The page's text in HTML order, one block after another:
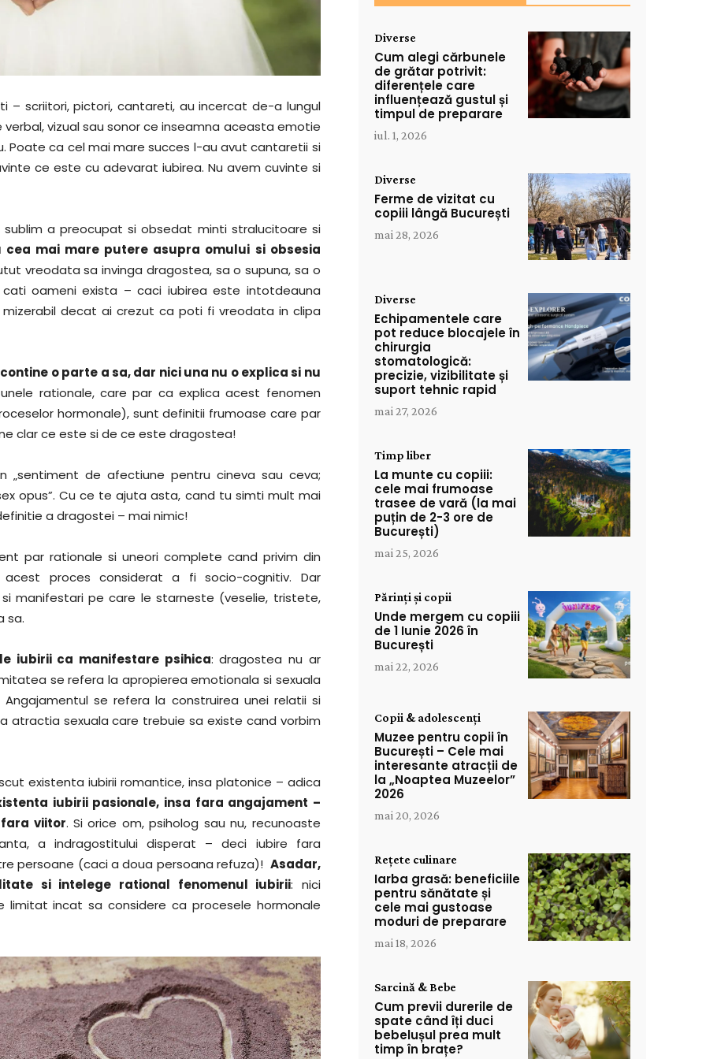
– scriitori, pictori, cantareti, au incercat de-a lungul
verbal, vizual sau sonor ce inseamna aceasta emotie
Poate ca cel mai mare succes l-au avut cantaretii si
ce este cu adevarat iubirea. Nu avem cuvinte si
a preocupat si obsedat minti stralucitoare si
mai mare putere asupra omului si obsesia
vreodata sa invinga dragostea, sa o supuna, sa o
oameni exista – caci iubirea este intotdeauna
decat ai crezut ca poti fi vreodata in clipa
o parte a sa, dar nici una nu o explica si nu
rationale, care par ca explica acest fenomen
hormonale), sunt definitii frumoase care par
clar ce este si de ce este dragostea!
„sentiment de afectiune pentru cineva sau ceva;
opus”. Cu ce te ajuta asta, cand tu simti mult mai
a dragostei – mai nimic!
par rationale si uneori complete cand privim din
proces considerat a fi socio-cognitiv. Dar
manifestari pe care le starneste (veselie, tristete,
sa.
iubirii ca manifestare psihica: dragostea nu ar
se refera la apropierea emotionala si sexuala
se refera la construirea unei relatii si
atractia sexuala care trebuie sa existe cand vorbim
existenta iubirii romantice, insa platonice – adica
iubirii pasionale, insa fara angajament –
viitor. Si orice om, psiholog sau nu, recunoaste
a indragostitului disperat – deci iubire fara
persoane (caci a doua persoana refuza)! Asadar,
si intelege rational fenomenul iubirii: nici
incat sa considere ca procesele hormonale
Diverse
Cum alegi cărbunele
de grătar potrivit:
diferențele care
influențează gustul și
timpul de preparare
iul. 1, 2026
Diverse
Ferme de vizitat cu
copiii lângă București
mai 28, 2026
Diverse
Echipamentele care
pot reduce blocajele în
chirurgia
stomatologică:
precizie, vizibilitate și
suport tehnic rapid
mai 27, 2026
Timp liber
La munte cu copiii:
cele mai frumoase
trasee de vară (la mai
puțin de 2-3 ore de
București)
mai 25, 2026
Părinți și copii
Unde mergem cu copiii
de 1 Iunie 2026 în
București
mai 22, 2026
Copii & adolescenți
Muzee pentru copii în
București – Cele mai
interesante atracții de
la „Noaptea Muzeelor”
2026
mai 20, 2026
Rețete culinare
Iarba grasă: beneficiile
pentru sănătate și
cele mai gustoase
moduri de preparare
mai 18, 2026
Sarcină & Bebe
Cum previi durerile de
spate când îți duci
bebelușul prea mult
timp în brațe?